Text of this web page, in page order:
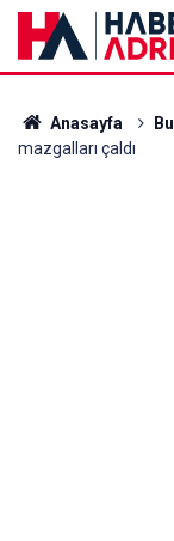
Anasayfa
mazgalları çaldı